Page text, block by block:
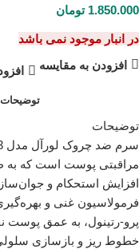
1.850.000 تومان
در انبار موجود نمی باشد
افزودن به مقایسه
توضیحات
توضیحات
مراقبتی پوست است که
افزایش استحکام و
فرمولاسیون غنی و
پرو-رتینول، به عمق پوست
خطوط ریز و بازسازی